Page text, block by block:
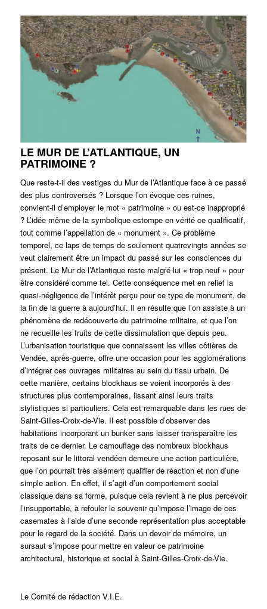
LE MUR DE L’ATLANTIQUE, UN
PATRIMOINE ?
Que reste-t-il des vestiges du Mur de l’Atlantique face à ce passé
des plus controversés ? Lorsque l’on évoque ces ruines,
convient-il d’employer le mot « patrimoine » ou est-ce inapproprié
? L’idée même de la symbolique estompe en vérité ce qualificatif,
tout comme l’appellation de « monument ». Ce problème
temporel, ce laps de temps de seulement quatrevingts années se
veut clairement être un impact du passé sur les consciences du
présent. Le Mur de l’Atlantique reste malgré lui « trop neuf » pour
être considéré comme tel. Cette conséquence met en relief la
quasi-négligence de l’intérêt perçu pour ce type de monument, de
la fin de la guerre à aujourd’hui. Il en résulte que l’on assiste à un
phénomène de redécouverte du patrimoine militaire, et que l’on
ne recueille les fruits de cette dissimulation que depuis peu.
L’urbanisation touristique que connaissent les villes côtières de
Vendée, après-guerre, offre une occasion pour les agglomérations
d’intégrer ces ouvrages militaires au sein du tissu urbain. De
cette manière, certains blockhaus se voient incorporés à des
structures plus contemporaines, lissant ainsi leurs traits
stylistiques si particuliers. Cela est remarquable dans les rues de
Saint-Gilles-Croix-de-Vie. Il est possible d’observer des
habitations incorporant un bunker sans laisser transparaître les
traits de ce dernier. Le camouflage des nombreux blockhaus
reposant sur le littoral vendéen demeure une action particulière,
que l’on pourrait très aisément qualifier de réaction et non d’une
simple action. En effet, il s’agit d’un comportement social
classique dans sa forme, puisque cela revient à ne plus percevoir
l’insupportable, à refouler le souvenir qu’impose l’image de ces
casemates à l’aide d’une seconde représentation plus acceptable
pour le regard de la société. Dans un devoir de mémoire, un
sursaut s’impose pour mettre en valeur ce patrimoine
architectural, historique et social à Saint-Gilles-Croix-de-Vie.
Le Comité de rédaction V.I.E.